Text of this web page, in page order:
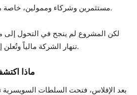
مستثمرين وشركاء وممولين، خاصة مع شهرة أبركان الإعلامية.
لكن المشروع لم ينجح في التحول إلى
تنهار الشركة مالياً وتُعلن إفلاسها رسمياً سنة 2021.
ماذا
بعد الإفلاس، فتحت السلطات السويسرية